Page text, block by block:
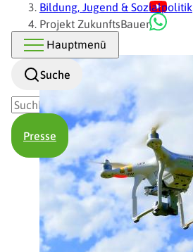
Hauptmenü
Suche
Presse
Bildung, Jugend & Sozialpolitik
Projekt ZukunftsBauer